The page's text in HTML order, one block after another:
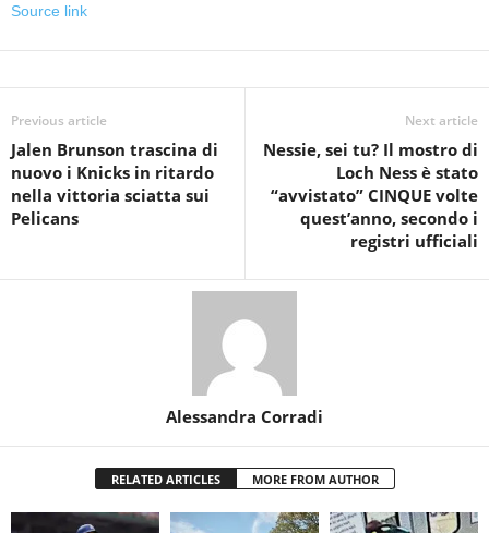
Source link
Previous article
Jalen Brunson trascina di
nuovo i Knicks in ritardo
nella vittoria sciatta sui
Pelicans
Next article
Nessie, sei tu? Il mostro di
Loch Ness è stato
“avvistato” CINQUE volte
quest’anno, secondo i
registri ufficiali
Alessandra Corradi
RELATED ARTICLES MORE FROM AUTHOR